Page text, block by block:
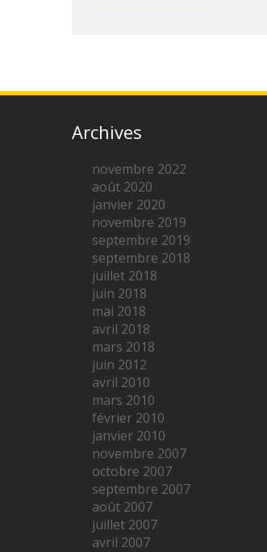
Archives
novembre 2022
août 2020
janvier 2020
novembre 2019
septembre 2019
septembre 2018
juillet 2018
juin 2018
mai 2018
avril 2018
mars 2018
juin 2012
avril 2010
mars 2010
février 2010
janvier 2010
novembre 2007
octobre 2007
septembre 2007
août 2007
juillet 2007
avril 2007